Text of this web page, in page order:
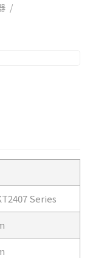
Series